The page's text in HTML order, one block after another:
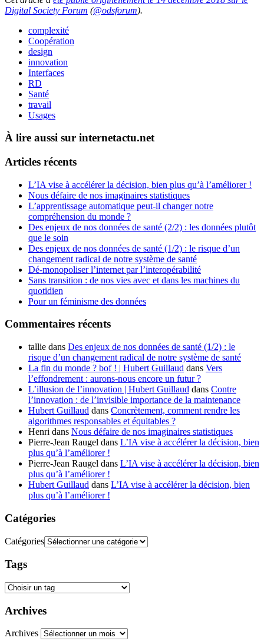
Digital Society Forum (@odsforum).
complexité
Coopération
design
innovation
Interfaces
RD
Santé
travail
Usages
À lire aussi sur internetactu.net
Articles récents
L’IA vise à accélérer la décision, bien plus qu’à l’améliorer !
Nous défaire de nos imaginaires statistiques
L’apprentissage automatique peut-il changer notre
compréhension du monde ?
Des enjeux de nos données de santé (2/2) : les données plutôt
que le soin
Des enjeux de nos données de santé (1/2) : le risque d’un
changement radical de notre système de santé
Dé-monopoliser l’internet par l’interopérabilité
Sans transition : de nos vies avec et dans les machines du
quotidien
Pour un féminisme des données
Commentaires récents
tallie dans Des enjeux de nos données de santé (1/2) : le
risque d’un changement radical de notre système de santé
La fin du monde ? bof ! | Hubert Guillaud dans Vers
l’effondrement : aurons-nous encore un futur ?
L’illusion de l’innovation | Hubert Guillaud dans Contre
l’innovation : de l’invisible importance de la maintenance
Hubert Guillaud dans Concrètement, comment rendre les
algorithmes responsables et équitables ?
Henri dans Nous défaire de nos imaginaires statistiques
Pierre-Jean Raugel dans L’IA vise à accélérer la décision, bien
plus qu’à l’améliorer !
Pierre-Jean Raugel dans L’IA vise à accélérer la décision, bien
plus qu’à l’améliorer !
Hubert Guillaud dans L’IA vise à accélérer la décision, bien
plus qu’à l’améliorer !
Catégories
Catégories
Tags
Archives
Archives